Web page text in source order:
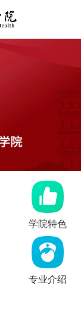
学院特色
专业介绍